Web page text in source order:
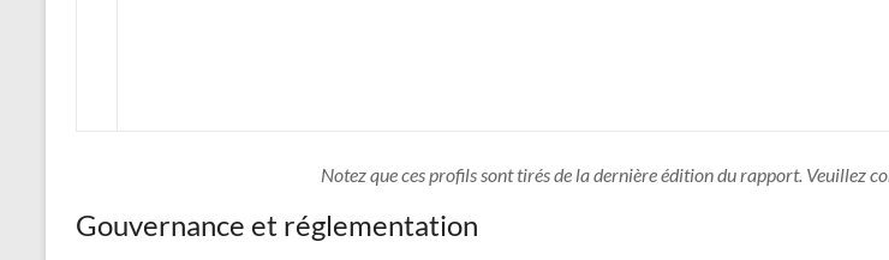
Notez que ces profils sont tirés de la dernière édition du rapport. Veuillez
Gouvernance et réglementation